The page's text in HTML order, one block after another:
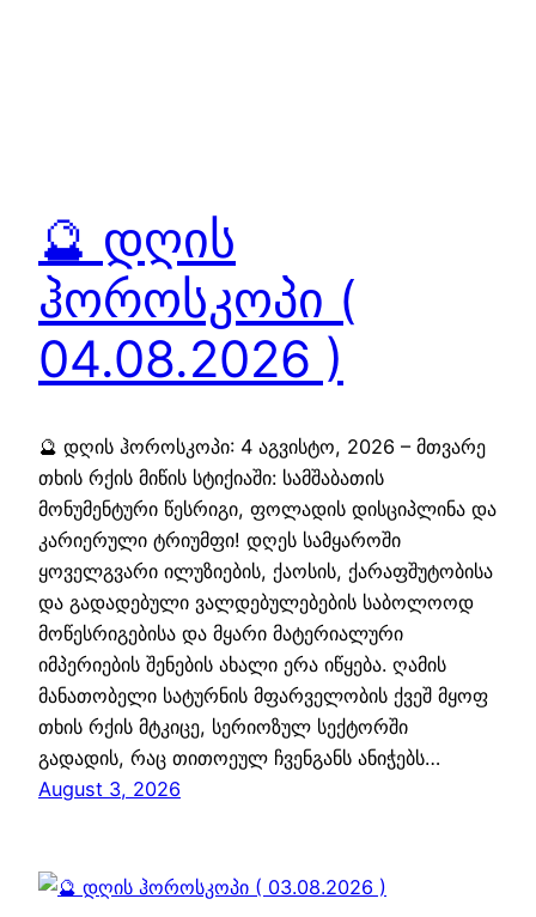
🔮 დღის
ჰოროსკოპი (
04.08.2026 )
🔮 დღის ჰოროსკოპი: 4 აგვისტო, 2026 – მთვარე
თხის რქის მიწის სტიქიაში: სამშაბათის
მონუმენტური წესრიგი, ფოლადის დისციპლინა და
კარიერული ტრიუმფი! დღეს სამყაროში
ყოველგვარი ილუზიების, ქაოსის, ქარაფშუტობისა
და გადადებული ვალდებულებების საბოლოოდ
მოწესრიგებისა და მყარი მატერიალური
იმპერიების შენების ახალი ერა იწყება. ღამის
მანათობელი სატურნის მფარველობის ქვეშ მყოფ
თხის რქის მტკიცე, სერიოზულ სექტორში
გადადის, რაც თითოეულ ჩვენგანს ანიჭებს…
August 3, 2026